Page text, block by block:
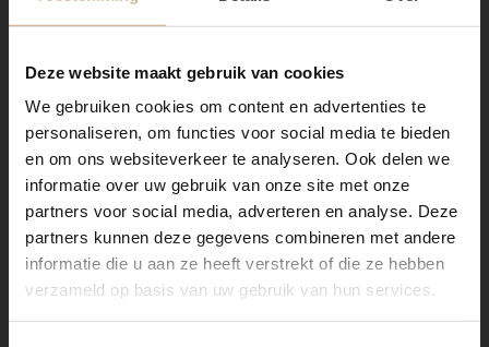
Deze website maakt gebruik van cookies
We gebruiken cookies om content en advertenties te
personaliseren, om functies voor social media te bieden
en om ons websiteverkeer te analyseren. Ook delen we
informatie over uw gebruik van onze site met onze
partners voor social media, adverteren en analyse. Deze
partners kunnen deze gegevens combineren met andere
informatie die u aan ze heeft verstrekt of die ze hebben
verzameld op basis van uw gebruik van hun services.
BASICS Elements
Dit exemplaar komt uit onze huiscollectie BASICS
Elements, geïnspireerd op origineel oude, vaak
industriële meubels. De stijl van BASICS Elements laat
zich het beste omschrijven als eigentijds en trendy,
met een vintage look en feel. Deze producten zijn
(anders dan ons maatwerk) in vaste maten en kleuren te
Is het item niet op voorraad? Geen zorgen! Wij
brengen je graag op de hoogte als het weer binnen is!